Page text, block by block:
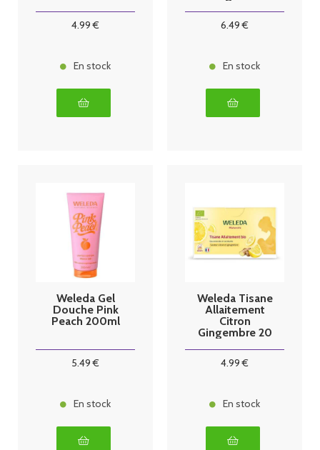
4.99 €
En stock
6.49 €
En stock
Weleda Gel
Douche Pink
Peach 200ml
5.49 €
En stock
Weleda Tisane
Allaitement
Citron
Gingembre 20
4.99 €
En stock